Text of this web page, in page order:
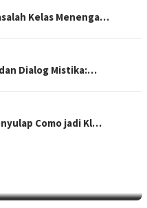
Kelas Menenga…
Dialog Mistika:…
Como jadi Kl…
Fesyen…